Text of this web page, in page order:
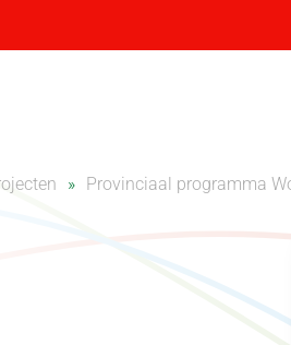
Provinciaal programma